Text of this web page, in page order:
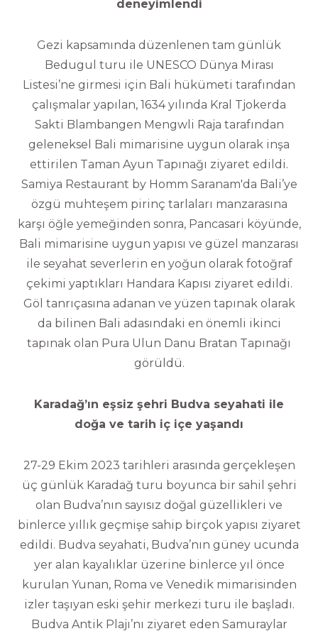
deneyimlendi
Gezi kapsamında düzenlenen tam günlük
Bedugul turu ile UNESCO Dünya Mirası
Listesi’ne girmesi için Bali hükümeti tarafından
çalışmalar yapılan, 1634 yılında Kral Tjokerda
Sakti Blambangen Mengwli Raja tarafından
geleneksel Bali mimarisine uygun olarak inşa
ettirilen Taman Ayun Tapınağı ziyaret edildi.
Samiya Restaurant by Homm Saranam'da Bali’ye
özgü muhteşem pirinç tarlaları manzarasına
karşı öğle yemeğinden sonra, Pancasari köyünde,
Bali mimarisine uygun yapısı ve güzel manzarası
ile seyahat severlerin en yoğun olarak fotoğraf
çekimi yaptıkları Handara Kapısı ziyaret edildi.
Göl tanrıçasına adanan ve yüzen tapınak olarak
da bilinen Bali adasındaki en önemli ikinci
tapınak olan Pura Ulun Danu Bratan Tapınağı
görüldü.
Karadağ’ın eşsiz şehri Budva seyahati ile
doğa ve tarih iç içe yaşandı
27-29 Ekim 2023 tarihleri arasında gerçekleşen
üç günlük Karadağ turu boyunca bir sahil şehri
olan Budva’nın sayısız doğal güzellikleri ve
binlerce yıllık geçmişe sahip birçok yapısı ziyaret
edildi. Budva seyahati, Budva’nın güney ucunda
yer alan kayalıklar üzerine binlerce yıl önce
kurulan Yunan, Roma ve Venedik mimarisinden
izler taşıyan eski şehir merkezi turu ile başladı.
Budva Antik Plajı’nı ziyaret eden Samuraylar